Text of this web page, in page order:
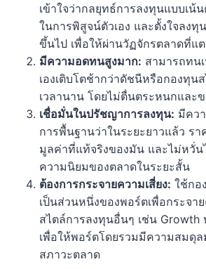
เข้าใจว่ากลยุทธ์การลงทุนแบบเน้
ในการพิสูจน์ตัวเอง และตั้งใจลงทุ
ขึ้นไป เพื่อให้ผ่านวัฏจักรตลาดที่แ
มีความอดทนสูงมาก: สามารถทน
เองเติบโตช้ากว่าดัชนีหรือกองทุน
เวลานาน โดยไม่ตื่นตระหนกและ
เชื่อมั่นในปรัชญาการลงทุน: มีคว
การพื้นฐานว่าในระยะยาวแล้ว รา
มูลค่าที่แท้จริงของมัน และไม่หวั่น
ความนิยมของตลาดในระยะสั้น
ต้องการกระจายความเสี่ยง: ใช้กอ
เป็นส่วนหนึ่งของพอร์ตเพื่อกระจา
สไตล์การลงทุนอื่นๆ เช่น Growth
เพื่อให้พอร์ตโดยรวมมีความสมดุ
สภาวะตลาด